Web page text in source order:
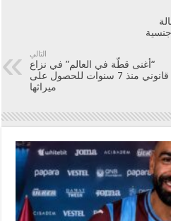
التالي
“أغنى قطّة في العالم” في نزاع
قانوني منذ 7 سنوات للحصول على
ميراثها